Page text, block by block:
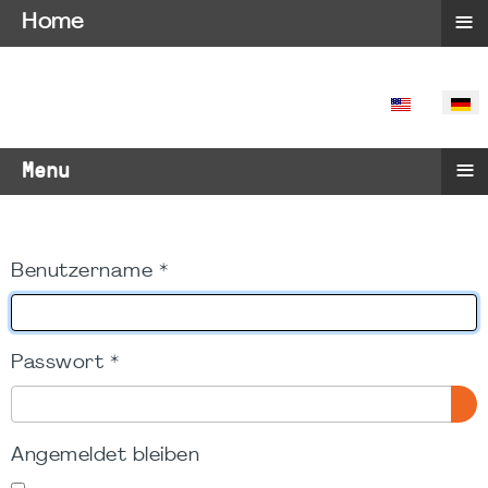
SPRACHE
Menu ≡
Benutzername *
Passwort *
Angemeldet bleiben
Home ≡